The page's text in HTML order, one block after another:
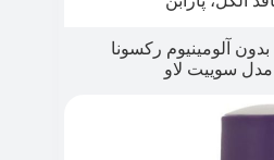
آلومینیوم رکسونا